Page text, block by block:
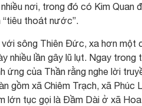
nơi, trong đó có Kim Quan
“tiêu thoát nước”.
với sông Thiên Đức, xa hơn
nhiều lần gây lũ lụt. Ngay
ứng của Thần rằng nghe lời
gồm xã Chiêm Trạch, xã
lớn tục gọi là Đầm Dài ở xã